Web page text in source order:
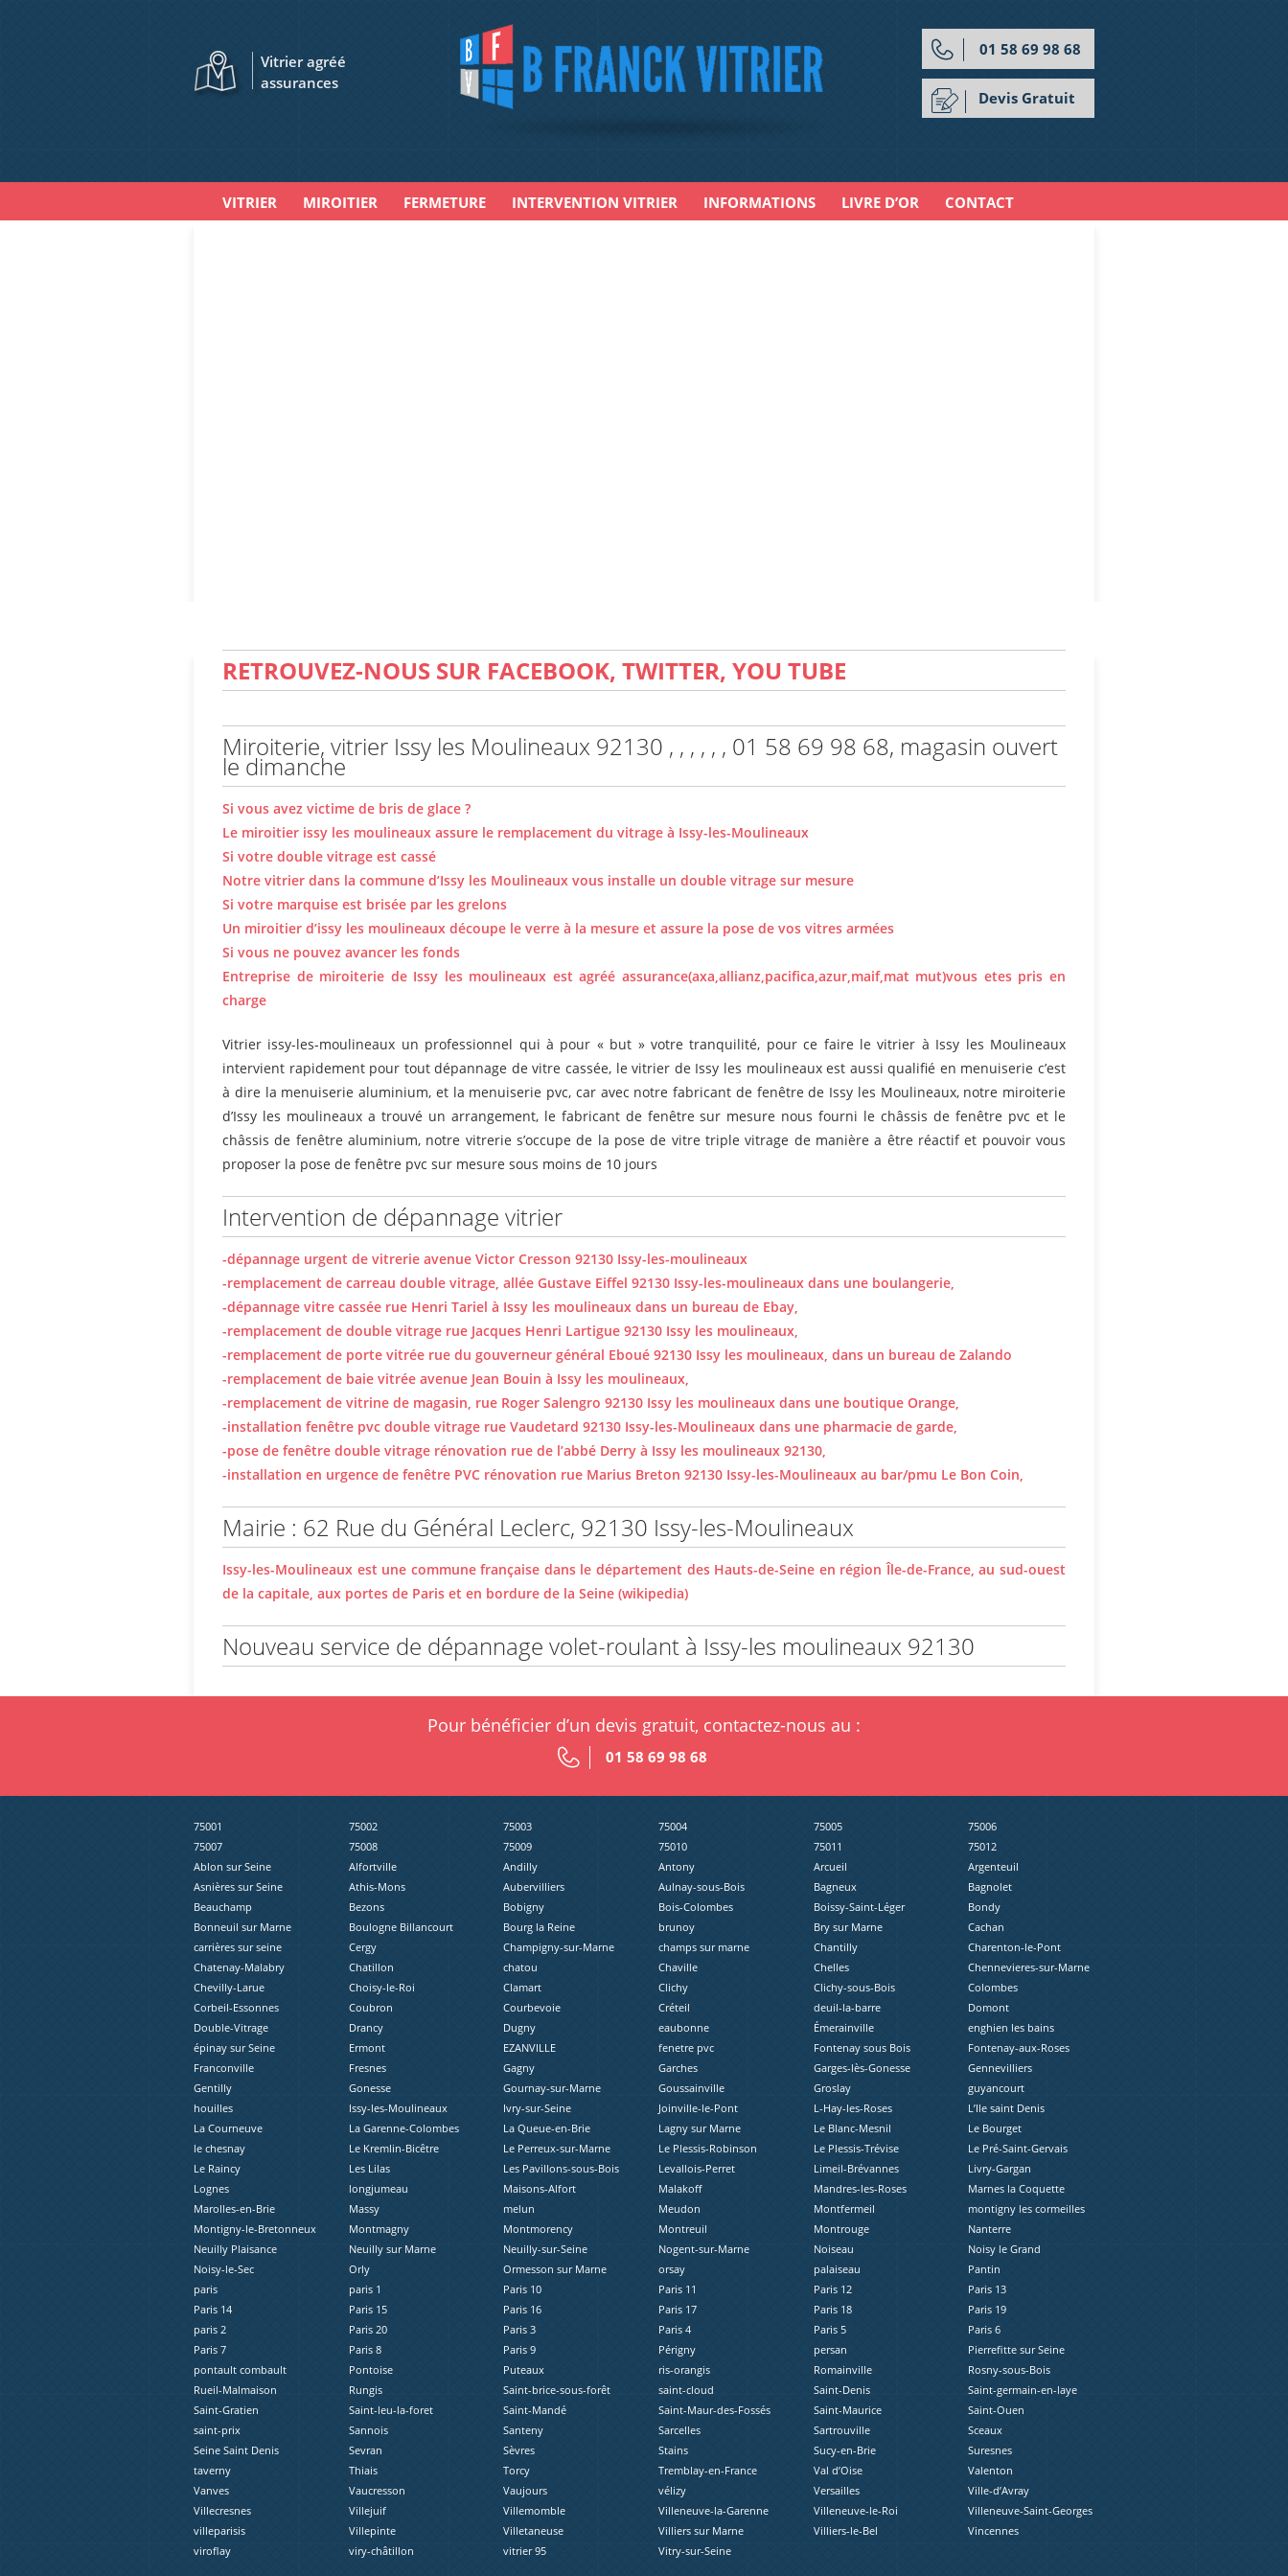
Vitrier agréé
assurances
01 58 69 98 68
Devis Gratuit
VITRIER MIROITIER FERMETURE INTERVENTION VITRIER INFORMATIONS LIVRE D’OR CONTACT
RETROUVEZ-NOUS SUR FACEBOOK, TWITTER, YOU TUBE
Miroiterie, vitrier Issy les Moulineaux 92130 , , , , , , 01 58 69 98 68, magasin ouvert
le dimanche
Si vous avez victime de bris de glace ?
Le miroitier issy les moulineaux assure le remplacement du vitrage à Issy-les-Moulineaux
Si votre double vitrage est cassé
Notre vitrier dans la commune d’Issy les Moulineaux vous installe un double vitrage sur mesure
Si votre marquise est brisée par les grelons
Un miroitier d’issy les moulineaux découpe le verre à la mesure et assure la pose de vos vitres armées
Si vous ne pouvez avancer les fonds
Entreprise de miroiterie de Issy les moulineaux est agréé assurance(axa,allianz,pacifica,azur,maif,mat mut)vous etes pris en
charge
Vitrier issy-les-moulineaux un professionnel qui à pour « but » votre tranquilité, pour ce faire le vitrier à Issy les Moulineaux
intervient rapidement pour tout dépannage de vitre cassée, le vitrier de Issy les moulineaux est aussi qualifié en menuiserie c’est
à dire la menuiserie aluminium, et la menuiserie pvc, car avec notre fabricant de fenêtre de Issy les Moulineaux, notre miroiterie
d’Issy les moulineaux a trouvé un arrangement, le fabricant de fenêtre sur mesure nous fourni le châssis de fenêtre pvc et le
châssis de fenêtre aluminium, notre vitrerie s’occupe de la pose de vitre triple vitrage de manière a être réactif et pouvoir vous
proposer la pose de fenêtre pvc sur mesure sous moins de 10 jours
Intervention de dépannage vitrier
-dépannage urgent de vitrerie avenue Victor Cresson 92130 Issy-les-moulineaux
-remplacement de carreau double vitrage, allée Gustave Eiffel 92130 Issy-les-moulineaux dans une boulangerie,
-dépannage vitre cassée rue Henri Tariel à Issy les moulineaux dans un bureau de Ebay,
-remplacement de double vitrage rue Jacques Henri Lartigue 92130 Issy les moulineaux,
-remplacement de porte vitrée rue du gouverneur général Eboué 92130 Issy les moulineaux, dans un bureau de Zalando
-remplacement de baie vitrée avenue Jean Bouin à Issy les moulineaux,
-remplacement de vitrine de magasin, rue Roger Salengro 92130 Issy les moulineaux dans une boutique Orange,
-installation fenêtre pvc double vitrage rue Vaudetard 92130 Issy-les-Moulineaux dans une pharmacie de garde,
-pose de fenêtre double vitrage rénovation rue de l’abbé Derry à Issy les moulineaux 92130,
-installation en urgence de fenêtre PVC rénovation rue Marius Breton 92130 Issy-les-Moulineaux au bar/pmu Le Bon Coin,
Mairie : 62 Rue du Général Leclerc, 92130 Issy-les-Moulineaux
Issy-les-Moulineaux est une commune française dans le département des Hauts-de-Seine en région Île-de-France, au sud-ouest
de la capitale, aux portes de Paris et en bordure de la Seine (wikipedia)
Nouveau service de dépannage volet-roulant à Issy-les moulineaux 92130
Pour bénéficier d’un devis gratuit, contactez-nous au :
01 58 69 98 68
75001 75002 75003 75004 75005
75006
75007
75008 75009 75010 75011
75012
Ablon sur Seine
Alfortville Andilly Antony Arcueil
Argenteuil
Asnières sur Seine
Athis-Mons Aubervilliers Aulnay-sous-Bois Bagneux
Bagnolet
Beauchamp
Bezons Bobigny Bois-Colombes Boissy-Saint-Léger
Bondy
Bonneuil sur Marne
Boulogne Billancourt Bourg la Reine brunoy Bry sur Marne
Cachan
carrières sur seine
Cergy Champigny-sur-Marne champs sur marne Chantilly
Charenton-le-Pont
Chatenay-Malabry
Chatillon chatou Chaville Chelles
Chennevieres-sur-Marne
Chevilly-Larue
Choisy-le-Roi Clamart Clichy Clichy-sous-Bois
Colombes
Corbeil-Essonnes
Coubron Courbevoie Créteil deuil-la-barre
Domont
Double-Vitrage
Drancy Dugny eaubonne Émerainville
enghien les bains
épinay sur Seine
Ermont EZANVILLE fenetre pvc Fontenay sous Bois
Fontenay-aux-Roses
Franconville
Fresnes Gagny Garches Garges-lès-Gonesse
Gennevilliers
Gentilly
Gonesse Gournay-sur-Marne Goussainville Groslay
guyancourt
houilles
Issy-les-Moulineaux Ivry-sur-Seine Joinville-le-Pont L-Hay-les-Roses
L’Ile saint Denis
La Courneuve
La Garenne-Colombes La Queue-en-Brie Lagny sur Marne Le Blanc-Mesnil
Le Bourget
le chesnay
Le Kremlin-Bicêtre Le Perreux-sur-Marne Le Plessis-Robinson Le Plessis-Trévise
Le Pré-Saint-Gervais
Le Raincy
Les Lilas Les Pavillons-sous-Bois Levallois-Perret Limeil-Brévannes
Livry-Gargan
Lognes
longjumeau Maisons-Alfort Malakoff Mandres-les-Roses
Marnes la Coquette
Marolles-en-Brie
Massy melun Meudon Montfermeil
montigny les cormeilles
Montigny-le-Bretonneux
Montmagny Montmorency Montreuil Montrouge
Nanterre
Neuilly Plaisance
Neuilly sur Marne Neuilly-sur-Seine Nogent-sur-Marne Noiseau
Noisy le Grand
Noisy-le-Sec
Orly Ormesson sur Marne orsay palaiseau
Pantin
paris
paris 1 Paris 10 Paris 11 Paris 12
Paris 13
Paris 14
Paris 15 Paris 16 Paris 17 Paris 18
Paris 19
paris 2
Paris 20 Paris 3 Paris 4 Paris 5
Paris 6
Paris 7
Paris 8 Paris 9 Périgny persan
Pierrefitte sur Seine
pontault combault
Pontoise Puteaux ris-orangis Romainville
Rosny-sous-Bois
Rueil-Malmaison
Rungis Saint-brice-sous-forêt saint-cloud Saint-Denis
Saint-germain-en-laye
Saint-Gratien
Saint-leu-la-foret Saint-Mandé Saint-Maur-des-Fossés Saint-Maurice
Saint-Ouen
saint-prix
Sannois Santeny Sarcelles Sartrouville
Sceaux
Seine Saint Denis
Sevran Sèvres Stains Sucy-en-Brie
Suresnes
taverny
Thiais Torcy Tremblay-en-France Val d’Oise
Valenton
Vanves
Vaucresson Vaujours vélizy Versailles
Ville-d’Avray
Villecresnes
Villejuif Villemomble Villeneuve-la-Garenne Villeneuve-le-Roi
Villeneuve-Saint-Georges
villeparisis
Villepinte Villetaneuse Villiers sur Marne Villiers-le-Bel
Vincennes
viroflay
viry-châtillon vitrier 95 Vitry-sur-Seine